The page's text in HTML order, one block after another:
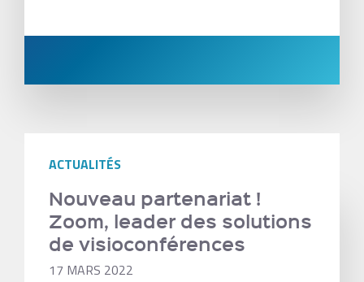
ACTUALITÉS
Nouveau partenariat !
Zoom, leader des solutions
de visioconférences
17 MARS 2022